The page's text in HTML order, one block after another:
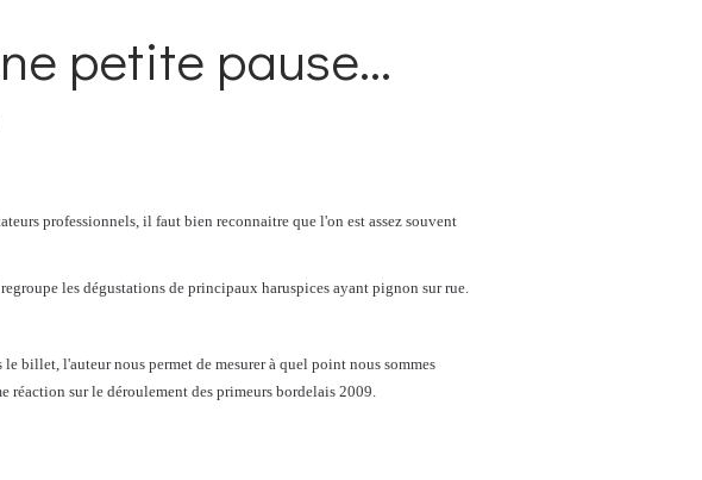
petite pause...
professionnels, il faut bien reconnaitre que l'on est assez souvent
les dégustations de principaux haruspices ayant pignon sur rue.
le billet, l'auteur nous permet de mesurer à quel point nous sommes
réaction sur le déroulement des primeurs bordelais 2009.